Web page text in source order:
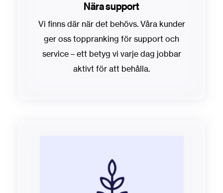
Nära support
Vi finns där när det behövs. Våra kunder
ger oss toppranking för support och
service – ett betyg vi varje dag jobbar
aktivt för att behålla.